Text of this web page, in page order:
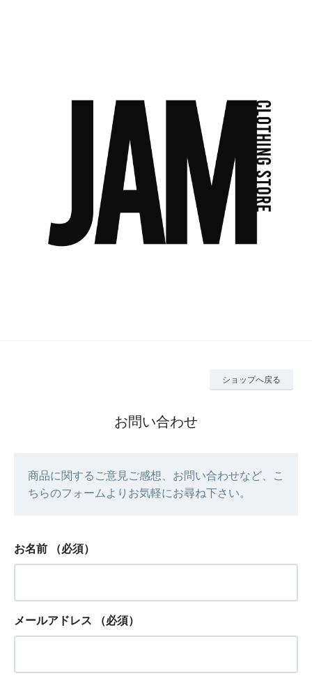
ショップへ戻る
お問い合わせ
商品に関するご意見ご感想、お問い合わせなど、こ
ちらのフォームよりお気軽にお尋ね下さい。
お名前 （必須）
メールアドレス （必須）